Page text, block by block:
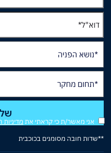
אני מאשר/ת כי קראתי את מדיניות הפרטיות
**שדות חובה מסומנים בכוכבית